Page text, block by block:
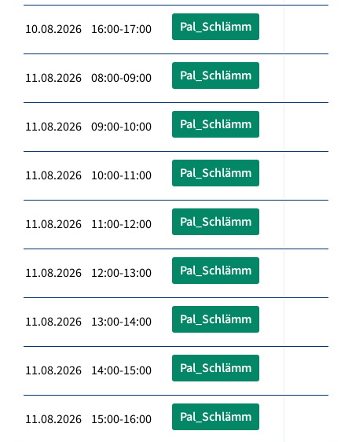
10.08.2026 16:00-17:00 Pal_Schlämm
11.08.2026 08:00-09:00 Pal_Schlämm
11.08.2026 09:00-10:00 Pal_Schlämm
11.08.2026 10:00-11:00 Pal_Schlämm
11.08.2026 11:00-12:00 Pal_Schlämm
11.08.2026 12:00-13:00 Pal_Schlämm
11.08.2026 13:00-14:00 Pal_Schlämm
11.08.2026 14:00-15:00 Pal_Schlämm
11.08.2026 15:00-16:00 Pal_Schlämm